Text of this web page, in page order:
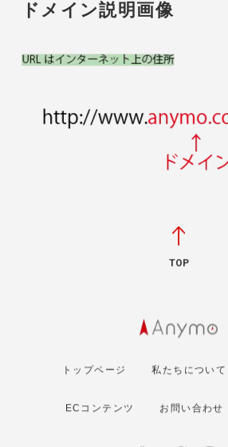
CONTACT
ドメイン説明画像
TOP
トップページ 私たちについて
ECコンテンツ お問い合わせ